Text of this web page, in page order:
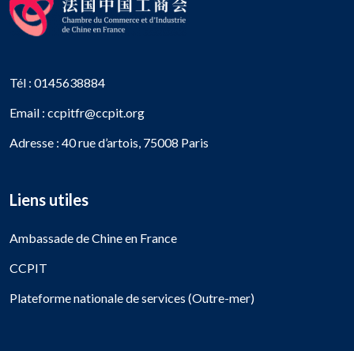
Tél : 0145638884
Email : ccpitfr@ccpit.org
Adresse : 40 rue d’artois, 75008 Paris
Liens utiles
Ambassade de Chine en France
CCPIT
Plateforme nationale de services (Outre-mer)